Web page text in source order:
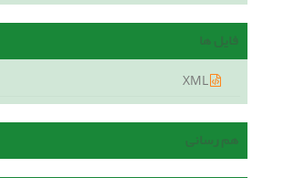
فایل ها
هم رسانی